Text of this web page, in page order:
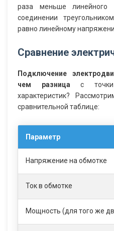
раза меньше
соединении
равно линейному
Сравнение
Подключение
чем разница с точки
характеристик?
сравнительной таблице:
Параметр
Напряжение на обмотке
Ток в обмотке
Мощность (для того же